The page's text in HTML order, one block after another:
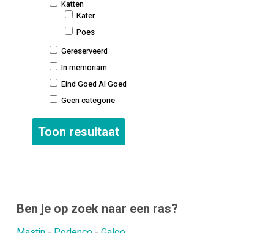
Katten
Kater
Poes
Gereserveerd
In memoriam
Eind Goed Al Goed
Geen categorie
Ben je op zoek naar een ras?